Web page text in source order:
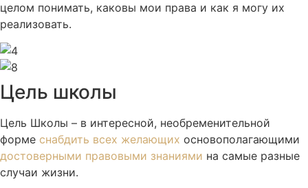
целом понимать, каковы мои права и как я могу их
реализовать.
Цель школы
Цель Школы – в интересной, необременительной
форме снабдить всех желающих основополагающими
достоверными правовыми знаниями на самые разные
случаи жизни.